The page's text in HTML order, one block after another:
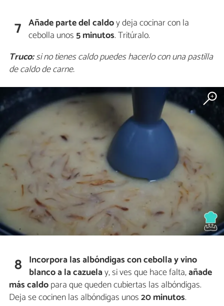
7 Añade parte del caldoy deja cocinar con la
cebolla unos5 minutos. Tritúralo.
Truco:si no tienes caldo puedes hacerlo con una pastilla
de caldo de carne.
8 Incorpora las albóndigascon cebolla y vino
blancoa la cazuelay, si ves que hace falta,añade
más caldopara que queden cubiertas las albóndigas.
Deja se cocinen las albóndigas unos20 minutos.